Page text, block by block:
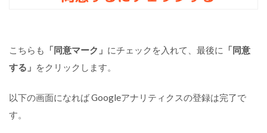
こちらも 「同意マーク」 にチェックを入れて、最後に
「同意
する」 をクリックします。
以下の画面になれば Googleアナリティクスの登録は完了で
す。